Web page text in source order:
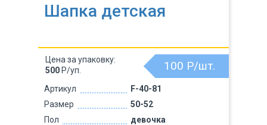
Шапка детская
Артикул
F-40-81
Размер
50-52
Пол
девочка
100 Р/шт.
Цена за упаковку:
500 Р/уп.